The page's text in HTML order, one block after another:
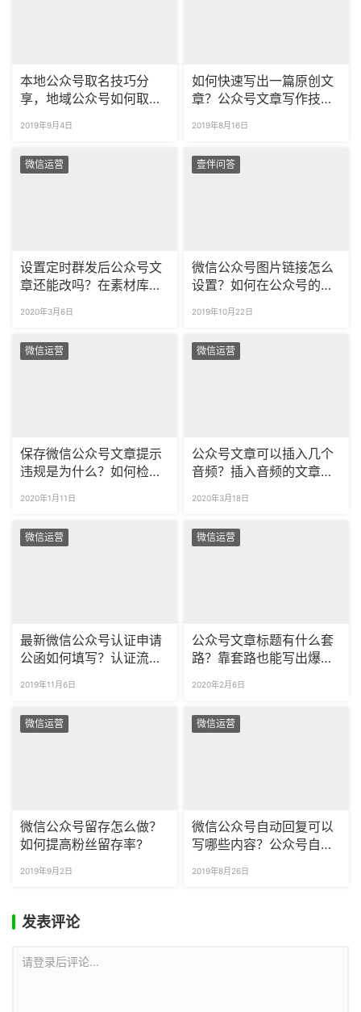
本地公众号取名技巧分
享，地域公众号如何取名
2019年9月4日
如何快速写出一篇原创文
章？公众号文章写作技巧
2019年8月16日
微信运营
设置定时群发后公众号文
章还能改吗？在素材库修
变吗？
2020年3月6日
壹伴问答
微信公众号图片链接怎么
设置？如何在公众号的图
2019年10月22日
微信运营
保存微信公众号文章提示
违规是为什么？如何检查
2020年1月11日
微信运营
公众号文章可以插入几个
音频？插入音频的文章如
2020年3月18日
微信运营
最新微信公众号认证申请
公函如何填写？认证流程
2019年11月6日
微信运营
公众号文章标题有什么套
路？靠套路也能写出爆款
2020年2月6日
微信运营
微信公众号留存怎么做？
如何提高粉丝留存率?
2019年9月2日
微信运营
微信公众号自动回复可以
写哪些内容？公众号自动
2019年8月26日
发表评论
请登录后评论...